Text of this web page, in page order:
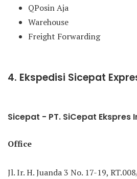
QPosin Aja
Warehouse
Freight Forwarding
4. Ekspedisi Sicepat
Sicepat - PT. SiCepat Ekspres
Office
Jl. Ir. H. Juanda 3 No. 17-19,